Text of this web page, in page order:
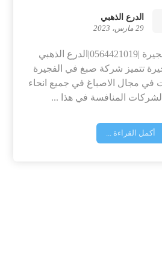
الدرع الذهبي
29 مارس، 2023
شركة صبغ في الفجيرة |0564421019|الدرع الذهبي
تتميز شركة صبغ في الفجيرة
في مجال الاصباغ في جميع انحاء
المنافسة في هذا ...
أكمل القراءة ...